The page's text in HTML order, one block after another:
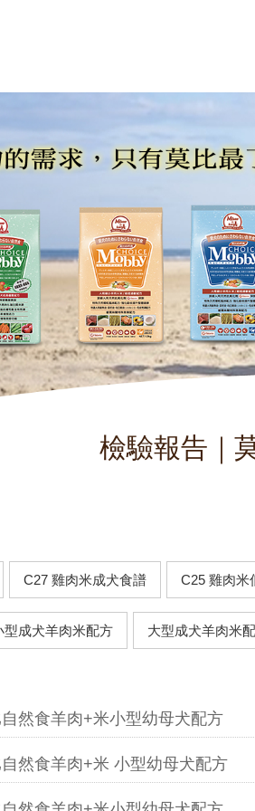
檢驗報告｜
C27 雞肉米成犬食譜 C25 雞肉米
型成犬羊肉米配方 大型成犬羊肉米
然食羊肉+米小型幼母犬配方
然食羊肉+米 小型幼母犬配方